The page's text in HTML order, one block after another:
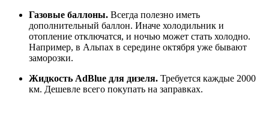
Газовые баллоны. Всегда полезно иметь
дополнительный баллон. Иначе холодильник и
отопление отключатся, и ночью может стать холодно.
Например, в Альпах в середине октября уже бывают
заморозки.
Жидкость AdBlue для дизеля. Требуется каждые 2000
км. Дешевле всего покупать на заправках.